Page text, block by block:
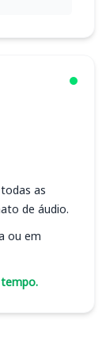
as
de áudio.
ou em